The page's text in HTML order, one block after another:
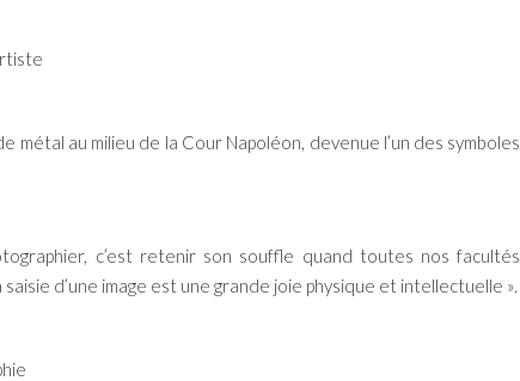
au milieu de la Cour Napoléon, devenue l’un des symboles
c’est retenir son souffle quand toutes nos facultés
d’une image est une grande joie physique et intellectuelle ».